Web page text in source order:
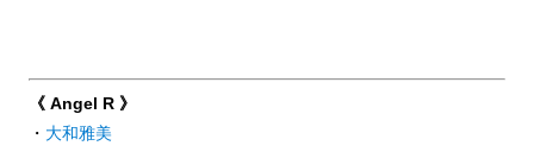
《 Angel R 》
・ 大和雅美